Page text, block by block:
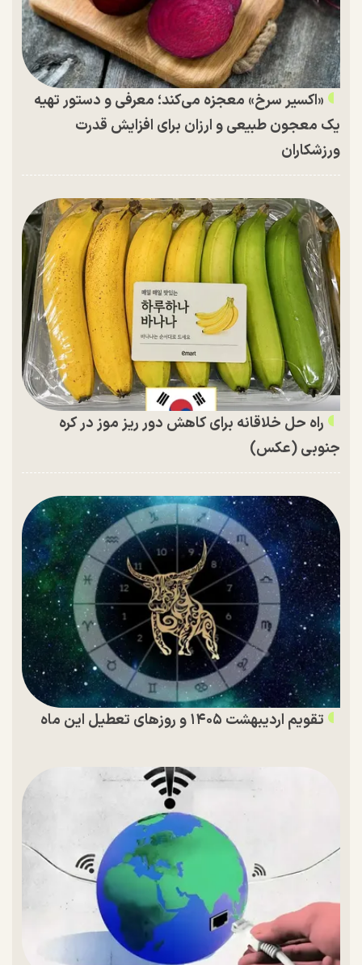
«اکسیر سرخ» معجزه می‌کند؛ معرفی و دستور تهیه
یک معجون طبیعی و ارزان برای افزایش قدرت
ورزشکاران
راه حل خلاقانه برای کاهش دور ریز موز در کره
جنوبی (عکس)
تقویم اردیبهشت ۱۴۰۵ و روز‌های تعطیل این ماه